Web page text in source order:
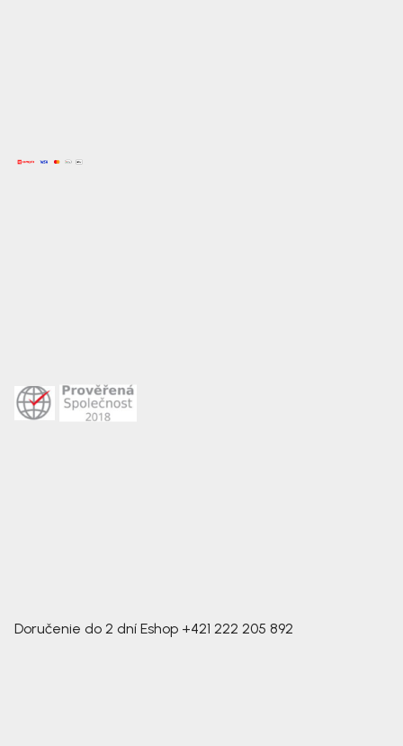
Doručenie do 2 dní Eshop +421 222 205 892